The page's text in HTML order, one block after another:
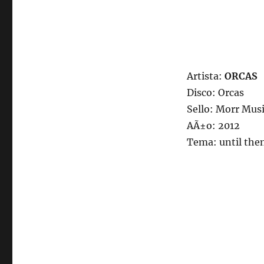
Artista: ORCAS
Disco: Orcas
Sello: Morr
AÃ±o: 2012
Tema: until